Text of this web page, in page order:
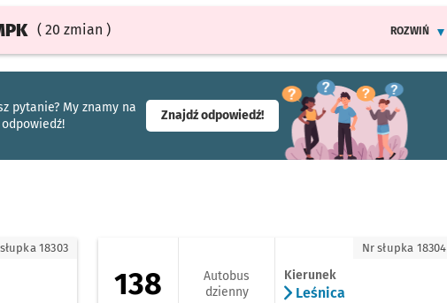
( 20 zmian )
ROZWIŃ
pytanie? My znamy na
Znajdź odpowiedź!- otworzy się w nowej karcie
18303
138
Autobus
dzienny
Kierunek
Leśnica
Nr słupka 18304